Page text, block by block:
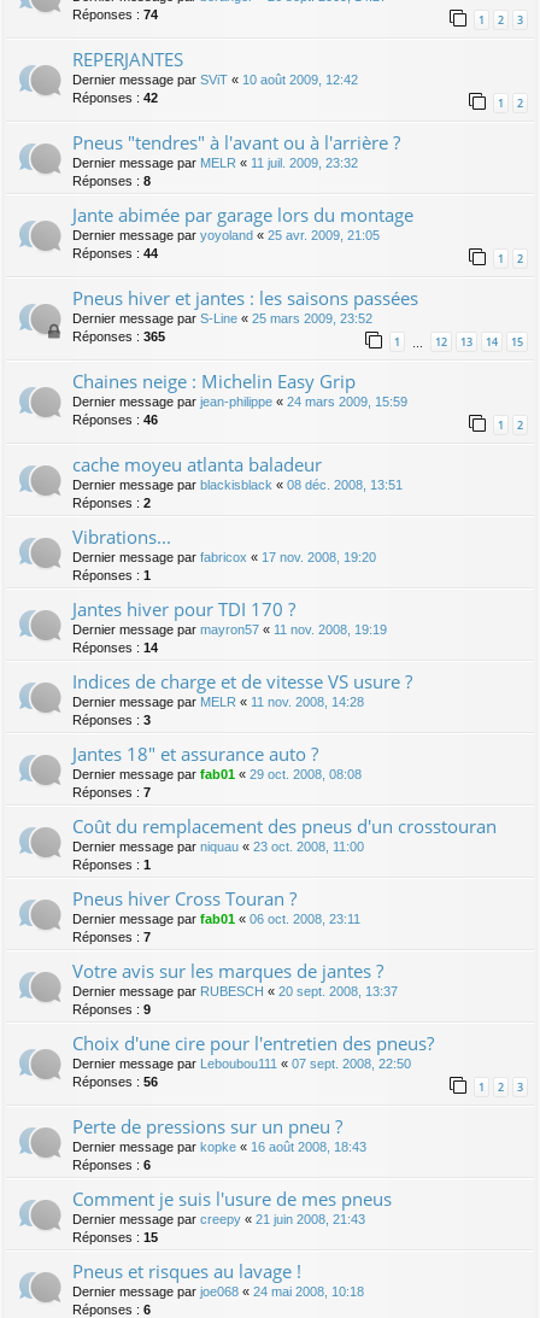
Réponses : 74 1 2 3
REPERJANTES
Dernier message par SViT « 10 août 2009, 12:42
Réponses : 42 1 2
Pneus "tendres" à l'avant ou à l'arrière ?
Dernier message par MELR « 11 juil. 2009, 23:32
Réponses : 8
Jante abimée par garage lors du montage
Dernier message par yoyoland « 25 avr. 2009, 21:05
Réponses : 44 1 2
Pneus hiver et jantes : les saisons passées
Dernier message par S-Line « 25 mars 2009, 23:52
Réponses : 365 1 … 12 13 14 15
Chaines neige : Michelin Easy Grip
Dernier message par jean-philippe « 24 mars 2009, 15:59
Réponses : 46 1 2
cache moyeu atlanta baladeur
Dernier message par blackisblack « 08 déc. 2008, 13:51
Réponses : 2
Vibrations...
Dernier message par fabricox « 17 nov. 2008, 19:20
Réponses : 1
Jantes hiver pour TDI 170 ?
Dernier message par mayron57 « 11 nov. 2008, 19:19
Réponses : 14
Indices de charge et de vitesse VS usure ?
Dernier message par MELR « 11 nov. 2008, 14:28
Réponses : 3
Jantes 18" et assurance auto ?
Dernier message par fab01 « 29 oct. 2008, 08:08
Réponses : 7
Coût du remplacement des pneus d'un crosstouran
Dernier message par niquau « 23 oct. 2008, 11:00
Réponses : 1
Pneus hiver Cross Touran ?
Dernier message par fab01 « 06 oct. 2008, 23:11
Réponses : 7
Votre avis sur les marques de jantes ?
Dernier message par RUBESCH « 20 sept. 2008, 13:37
Réponses : 9
Choix d'une cire pour l'entretien des pneus?
Dernier message par Leboubou111 « 07 sept. 2008, 22:50
Réponses : 56 1 2 3
Perte de pressions sur un pneu ?
Dernier message par kopke « 16 août 2008, 18:43
Réponses : 6
Comment je suis l'usure de mes pneus
Dernier message par creepy « 21 juin 2008, 21:43
Réponses : 15
Pneus et risques au lavage !
Dernier message par joe068 « 24 mai 2008, 10:18
Réponses : 6